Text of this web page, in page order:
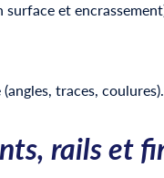
surface et
traces, coulures).
rails et